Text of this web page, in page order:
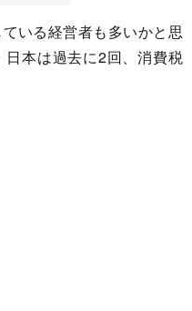
いる経営者も多いかと思
本は過去に2回、消費税